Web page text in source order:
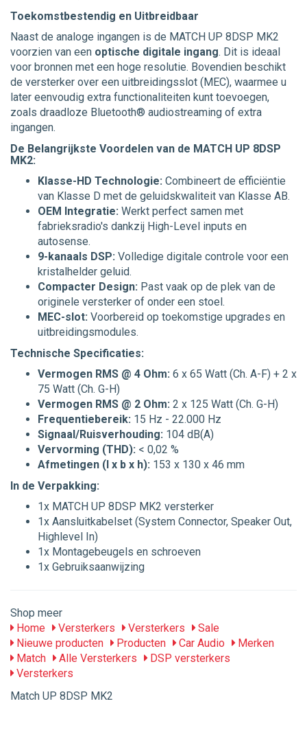
Toekomstbestendig en Uitbreidbaar
Naast de analoge ingangen is de MATCH UP 8DSP MK2
voorzien van een optische digitale ingang. Dit is ideaal
voor bronnen met een hoge resolutie. Bovendien beschikt
de versterker over een uitbreidingsslot (MEC), waarmee u
later eenvoudig extra functionaliteiten kunt toevoegen,
zoals draadloze Bluetooth® audiostreaming of extra
ingangen.
De Belangrijkste Voordelen van de MATCH UP 8DSP
MK2:
Klasse-HD Technologie: Combineert de efficiëntie
van Klasse D met de geluidskwaliteit van Klasse AB.
OEM Integratie: Werkt perfect samen met
fabrieksradio's dankzij High-Level inputs en
autosense.
9-kanaals DSP: Volledige digitale controle voor een
kristalhelder geluid.
Compacter Design: Past vaak op de plek van de
originele versterker of onder een stoel.
MEC-slot: Voorbereid op toekomstige upgrades en
uitbreidingsmodules.
Technische Specificaties:
Vermogen RMS @ 4 Ohm: 6 x 65 Watt (Ch. A-F) + 2 x
75 Watt (Ch. G-H)
Vermogen RMS @ 2 Ohm: 2 x 125 Watt (Ch. G-H)
Frequentiebereik: 15 Hz - 22.000 Hz
Signaal/Ruisverhouding: 104 dB(A)
Vervorming (THD): < 0,02 %
Afmetingen (l x b x h): 153 x 130 x 46 mm
In de Verpakking:
1x MATCH UP 8DSP MK2 versterker
1x Aansluitkabelset (System Connector, Speaker Out,
Highlevel In)
1x Montagebeugels en schroeven
1x Gebruiksaanwijzing
Shop meer
Home
Versterkers Versterkers
Sale
Nieuwe producten
Producten Car Audio
Merken
Match
Alle Versterkers
DSP versterkers
Versterkers
Match UP 8DSP MK2